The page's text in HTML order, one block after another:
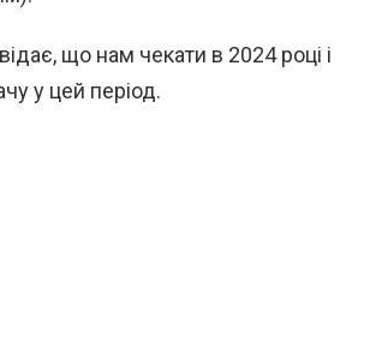
що нам чекати в 2024 році і
у цей період.